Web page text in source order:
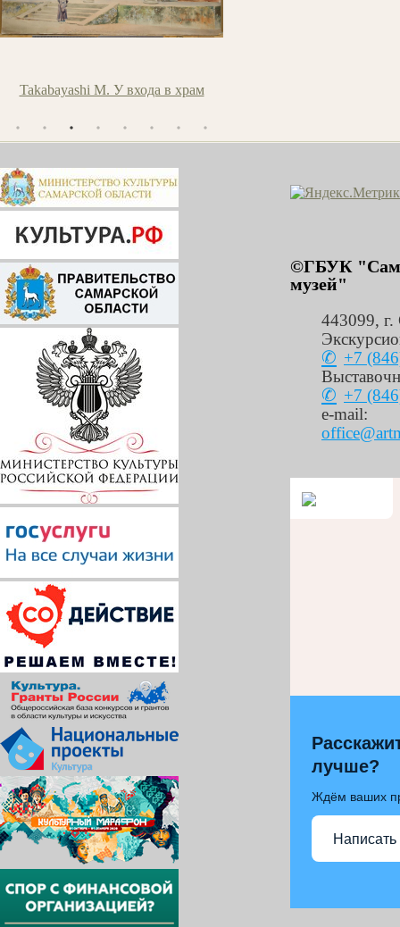
Takabayashi M. У входа в храм
©ГБУК
музей"
443099, г.
+7
+7
e-mail:
лучше?
Ждём ваших
Написать